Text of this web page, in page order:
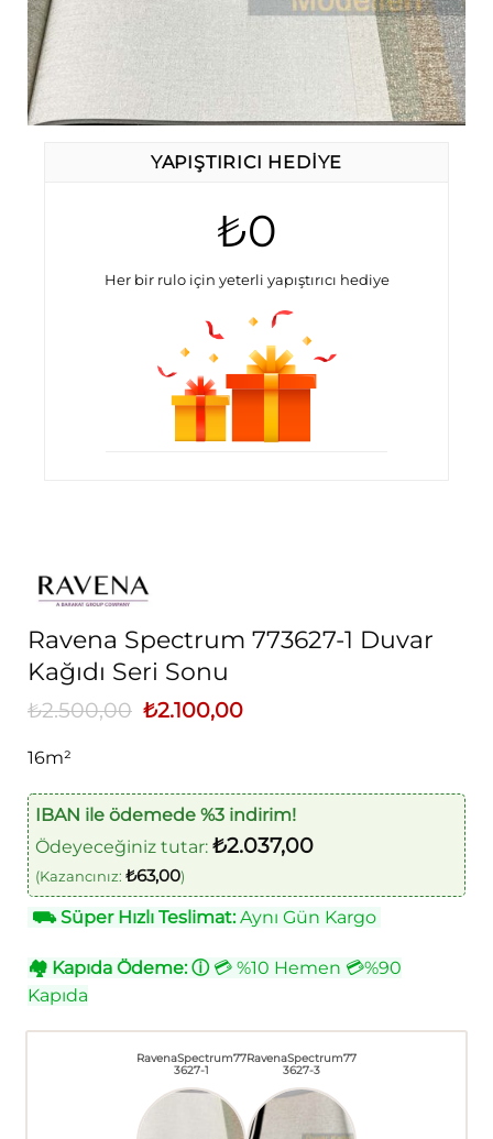
YAPIŞTIRICI HEDIYE
₺0
Her bir rulo için yeterli yapıştırıcı hediye
Ravena Spectrum 773627-1 Duvar
Kağıdı Seri Sonu
₺2.500,00 Orijinal
fiyat:
₺2.100,00Şu
16m²
IBAN ile ödemede %3 indirim!
Ödeyeceğiniz tutar: ₺2.037,00
(Kazancınız: ₺63,00)
⛟Süper Hızlı Teslimat:Aynı Gün Kargo
🏘 Kapıda Ödeme: ⓘ💳 %10 Hemen 💳%90
Kapıda
RavenaSpectrum77
3627-1
RavenaSpectrum77
3627-3